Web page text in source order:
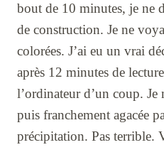
bout de 10 minutes, je ne
de construction. Je ne
colorées. J’ai eu un vrai
après 12 minutes de
l’ordinateur d’un coup. Je
puis franchement agacée
précipitation. Pas terrible.